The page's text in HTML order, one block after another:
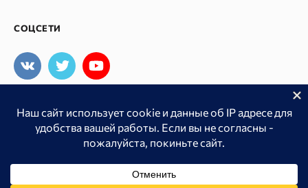
СОЦСЕТИ
Мы принимаем